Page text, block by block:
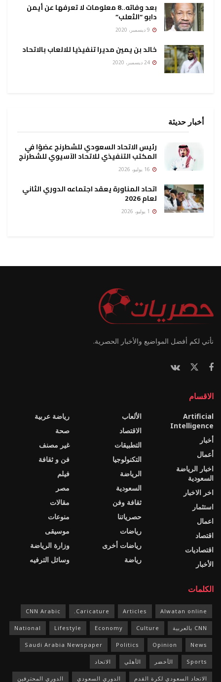
بعد وفاته..8 معلومات لا تعرفها عن أيمن
دابو “الثعلب”
خالد بن يمين مديرا تنفيذيا للالعاب بالاتحاد
أخبار حديثة
رئيس الاتحاد السعودي للشطرنج عضوًا في
المكتب التنفيذي للاتحاد الآسيوي للشطرنج
اتحاد المناورة يعقد اجتماعه الدوري الثاني
لعام 2026
نأتي لكم أفضل المواضيع والأخبار الحصرية.
الاقسام
Artificial
Intelligence
أخبار
أعمال
اخبار الرياضة
السعودية
اخر الاخبار
استثمار
اعمال
اقتصاد
اقتصاديات
الأخبار
الألعاب
الاقتصاد
التطبيقات
التكنولوجيا
الرياضة
السعودية
ثقافة وفن
حصرياتنا
رياضات
رياضات أخرى
رياضة
رياضة عربية
صحة
غير مصنف
فن و ثقافة
فيلم
مصر
مقالات
منوعات
موسيقى
وزارة الرياضة
وسائل الترفيه
الكلمات
Alwatan online
Articles
Caricature.
CNN Arabic
CNN بالعربية Culture
Economy
Lifestyle
National
News
Opinion
Politics
Saudi Arabia Newspaper
Sports الأخضر الأهلي الاتحاد
الاتحاد السعودي لكرة القدم الدوري السعودي الدوري المحترفين